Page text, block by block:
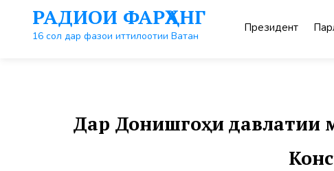
контенту
РАДИОИ ФАРҲАНГ
16 сол дар фазои иттилоотии Ватан
Президент
Дар Донишгоҳи давлатии